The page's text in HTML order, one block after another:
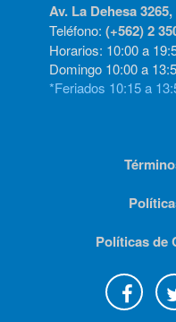
Av. La Dehesa
Teléfono: (+562) 2
Horarios: 10:00 a
Domingo 10:00 a
*Feriados 10:15 a
Políticas de